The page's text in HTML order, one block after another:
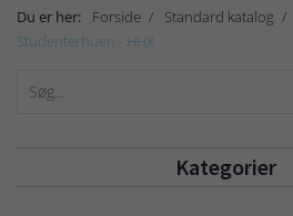
Du er her: Forside Standard katalog
Studenterhuen - HHX
Kategorier